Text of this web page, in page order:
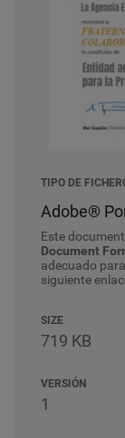
TIPO DE
Adobe®
Este
Document
adecuado
siguiente
SIZE
719 KB
VERSIÓN
1